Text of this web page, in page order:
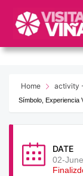
este
web
sistemaHome activity
Símbolo, Experiencia
DATE
02-